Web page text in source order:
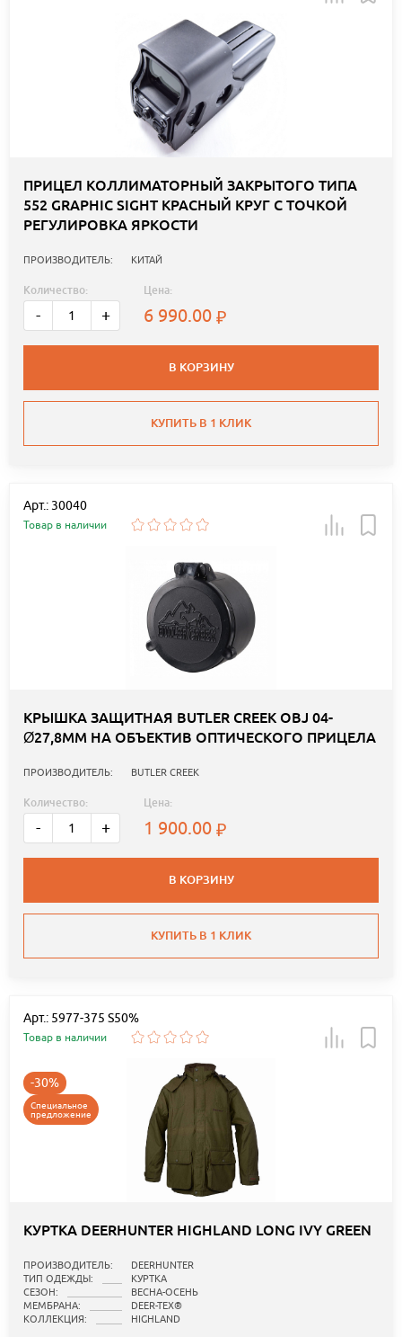
ПРИЦЕЛ КОЛЛИМАТОРНЫЙ ЗАКРЫТОГО ТИПА
552 GRAPHIC SIGHT КРАСНЫЙ КРУГ С ТОЧКОЙ
РЕГУЛИРОВКА ЯРКОСТИ
ПРОИЗВОДИТЕЛЬ: КИТАЙ
Количество:
- +
Цена:
6 990.00
В КОРЗИНУ
КУПИТЬ В 1 КЛИК
Арт.: 30040
Товар в наличии
КРЫШКА ЗАЩИТНАЯ BUTLER CREEK OBJ 04-
Ø27,8ММ НА ОБЪЕКТИВ ОПТИЧЕСКОГО ПРИЦЕЛА
ПРОИЗВОДИТЕЛЬ: BUTLER CREEK
Количество:
- +
Цена:
1 900.00
В КОРЗИНУ
КУПИТЬ В 1 КЛИК
Арт.: 5977-375 S50%
Товар в наличии
-30%
Специальное
предложение
КУРТКА DEERHUNTER HIGHLAND LONG IVY GREEN
ПРОИЗВОДИТЕЛЬ:
DEERHUNTER
ТИП ОДЕЖДЫ:
КУРТКА
СЕЗОН:
ВЕСНА-ОСЕНЬ
МЕМБРАНА:
DEER-TEX®
КОЛЛЕКЦИЯ:
HIGHLAND